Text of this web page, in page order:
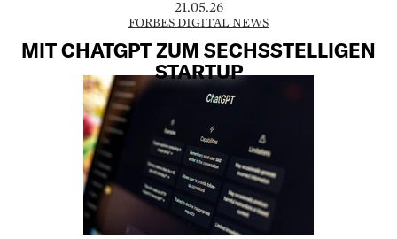
21.05.26
FORBES DIGITAL NEWS
MIT CHATGPT ZUM SECHSSTELLIGEN
STARTUP